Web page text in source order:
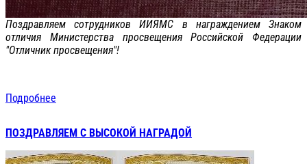
Поздравляем сотрудников ИИЯМС в награждением Знаком
отличия Министерства просвещения Российской Федерации
"Отличник просвещения"!
Подробнее
ПОЗДРАВЛЯЕМ С ВЫСОКОЙ НАГРАДОЙ